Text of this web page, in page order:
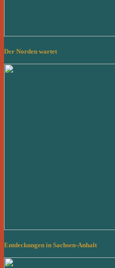
Der Norden wartet
Entdeckungen in Sachsen-Anhalt